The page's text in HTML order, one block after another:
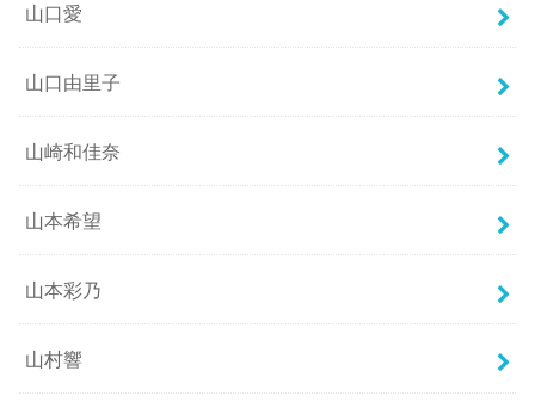
山口愛
山口由里子
山崎和佳奈
山本希望
山本彩乃
山村響